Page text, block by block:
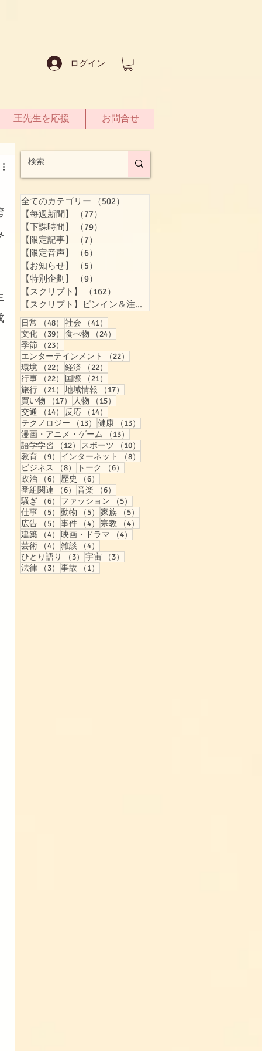
ログイン
王先生を応援 お問合せ
全てのカテゴリー （502）
【每週新聞】
（77）
【下課時間】
（79）
【限定記事】
（7）
【限定音声】
（6）
【お知らせ】
（5）
【特別企劃】
（9）
【スクリプト】
（162）
【スクリプト】ピンイン＆注音付き
日常 （48） 48件の記事
社会 （41）
文化
（39） 39件の記事
食べ物 （24）
季節
（23）
エンターテインメント
（22）
環境
（22） 22件の記事
経済 （22）
行事
（22） 22件の記事
国際 （21）
旅行
（21） 21件の記事
地域情報 （17）
買い物
（17） 17件の記事
人物 （15）
交通
（14） 14件の記事
反応 （14）
テクノロジー
（13） 13件の記事
健康 （13）
漫画・アニメ・ゲーム
（13）
語学学習
（12） 12件の記事
スポーツ （10）
教育
（9） 9件の記事
インターネット （8）
ビジネス
（8） 8件の記事
トーク （6）
政治
（6） 6件の記事
歴史 （6）
番組関連
（6） 6件の記事
音楽 （6）
騒ぎ
（6） 6件の記事
ファッション （5）
仕事
（5） 5件の記事
動物 （5） 5件の記事
家族 （5）
広告
（5） 5件の記事
事件 （4） 4件の記事
宗教 （4）
建築
（4） 4件の記事
映画・ドラマ （4）
芸術
（4） 4件の記事
雑談 （4）
ひとり語り
（3） 3件の記事
宇宙 （3）
法律
（3） 3件の記事
事故 （1）